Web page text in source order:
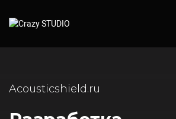
Acousticshield.ru